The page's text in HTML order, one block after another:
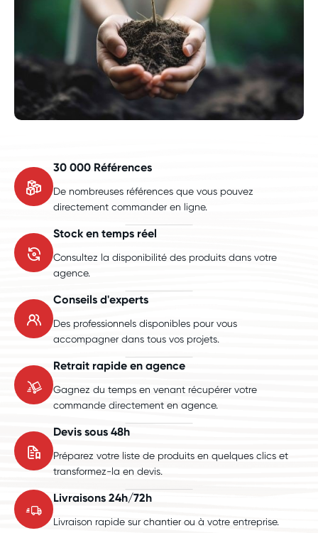
30 000 Références
De nombreuses références que vous pouvez
directement commander en ligne.
Stock en temps réel
Consultez la disponibilité des produits dans votre
agence.
Conseils d'experts
Des professionnels disponibles pour vous
accompagner dans tous vos projets.
Retrait rapide en agence
Gagnez du temps en venant récupérer votre
commande directement en agence.
Devis sous 48h
Préparez votre liste de produits en quelques clics et
transformez-la en devis.
Livraisons 24h/72h
Livraison rapide sur chantier ou à votre entreprise.